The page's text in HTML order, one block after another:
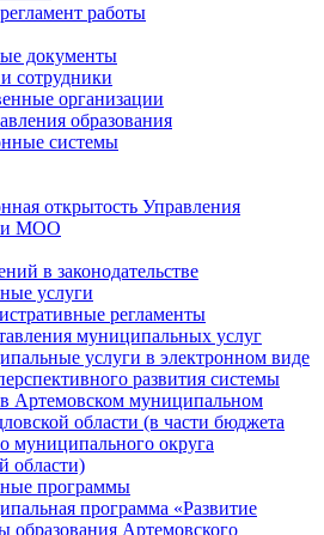
работы
документы
сотрудники
организации
образования
системы
открытость Управления
и МОО
в законодательстве
услуги
регламенты
муниципальных услуг
услуги в электронном виде
развития системы
в Артемовском муниципальном
области (в части бюджета
муниципального округа
области)
программы
программа «Развитие
образования Артемовского